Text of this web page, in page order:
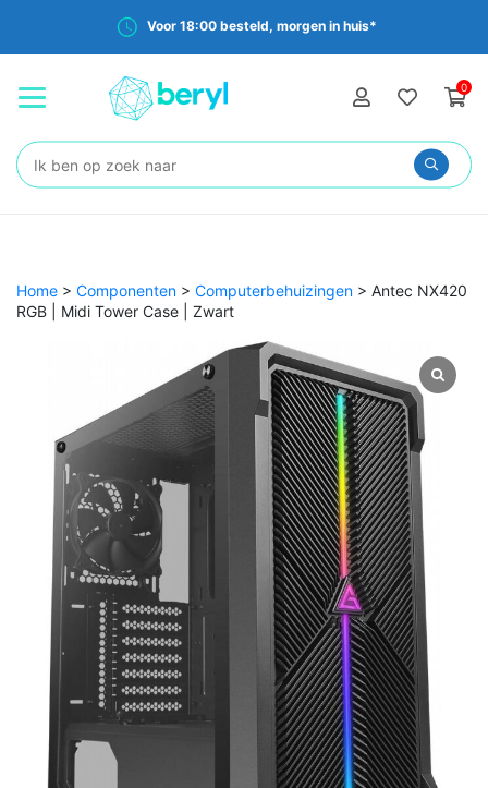
Voor 18:00 besteld, morgen in huis*
0
Zoeken:
Home > Componenten > Computerbehuizingen > Antec NX420
RGB | Midi Tower Case | Zwart